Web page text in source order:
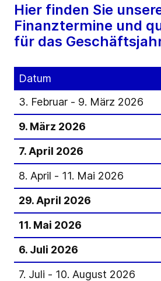
Hier finden Sie
Finanztermine und
für das
Datum
3. Februar - 9. März 2026
9. März 2026
7. April 2026
8. April - 11. Mai 2026
29. April 2026
11. Mai 2026
6. Juli 2026
7. Juli - 10. August 2026